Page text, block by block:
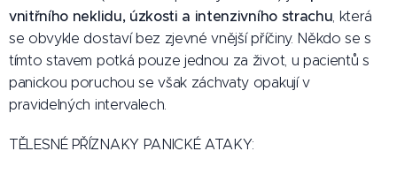
vnitřního neklidu, úzkosti a intenzivního strachu, která
se obvykle dostaví bez zjevné vnější příčiny. Někdo se s
tímto stavem potká pouze jednou za život, u pacientů s
panickou poruchou se však záchvaty opakují v
pravidelných intervalech.
TĚLESNÉ PŘÍZNAKY PANICKÉ ATAKY: